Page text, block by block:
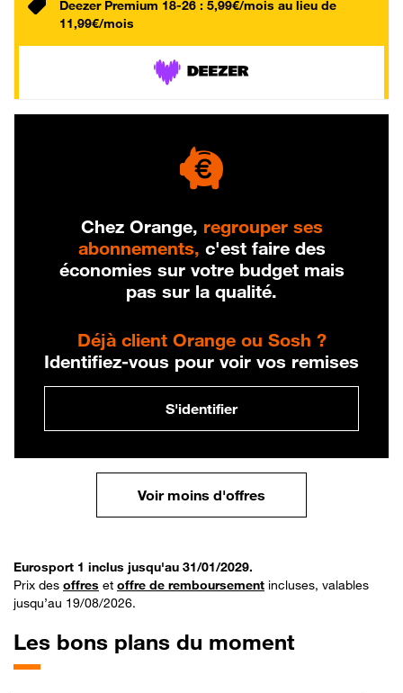
Deezer Premium 18-26 : 5,99€/mois au lieu de
11,99€/mois
Chez Orange, regrouper ses
abonnements, c'est faire des
économies sur votre budget mais
pas sur la qualité.
Déjà client Orange ou Sosh ?
Identifiez-vous pour voir vos remises
S'identifier
Voir moins d'offres
Eurosport 1 inclus jusqu'au 31/01/2029.
Prix des offres et offre de remboursement incluses, valables
jusqu’au 19/08/2026.
Les bons plans du moment